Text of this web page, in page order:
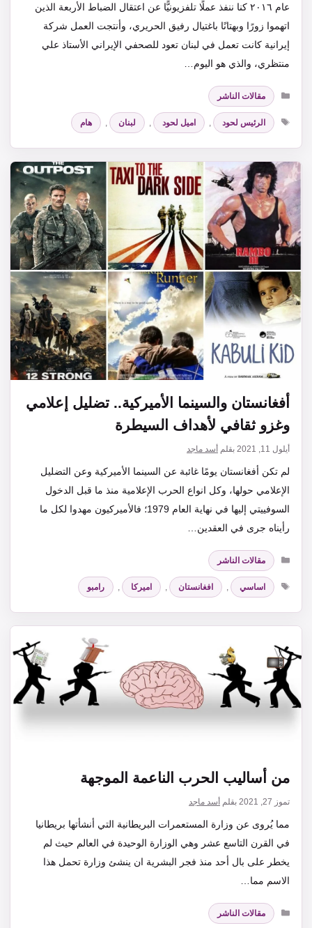
عام ٢٠١٦ كنا ننفذ عملًا تلفزيونيًّا عن اعتقال الضباط الأربعة الذين
اتهموا زورًا وبهتانًا باغتيال رفيق الحريري، وأنتجت العمل شركة
إيرانية كانت تعمل في لبنان تعود للصحفي الإيراني الأستاذ علي
منتظري، والذي هو اليوم…
التصنيفات
مقالات الناشر
الوسوم
الرئيس لحود , اميل لحود , لبنان , هام
أفغانستان والسينما الأميركية.. تضليل إعلامي
وغزو ثقافي لأهداف السيطرة
أيلول 11, 2021 بقلم أسد ماجد
لم تكن أفغانستان يومًا غائبة عن السينما الأميركية وعن التضليل
الإعلامي حولها، وكل انواع الحرب الإعلامية منذ ما قبل الدخول
السوفييتي إليها في نهاية العام 1979؛ فالأميركيون مهدوا لكل ما
رأيناه جرى في العقدين…
التصنيفات
مقالات الناشر
الوسوم
اساسي افغانستان اميركا رامبو
من أساليب الحرب الناعمة الموجهة
تموز 27, 2021 بقلم أسد ماجد
مما يُروى عن وزارة المستعمرات البريطانية التي أنشأتها بريطانيا
في القرن التاسع عشر وهي الوزارة الوحيدة في العالم حيث لم
يخطر على بال أحد منذ فجر البشرية ان ينشئ وزارة تحمل هذا
الاسم مما…
التصنيفات
مقالات الناشر